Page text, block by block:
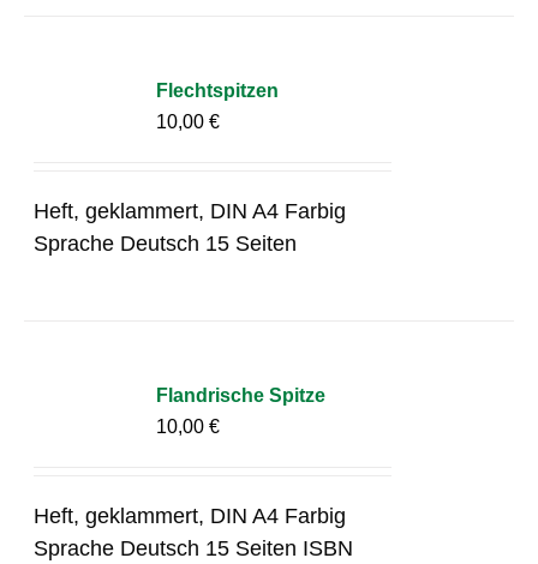
Flechtspitzen
10,00€
Heft, geklammert, DIN A4 Farbig
Sprache Deutsch 15 Seiten
Flandrische Spitze
10,00€
Heft, geklammert, DIN A4 Farbig
Sprache Deutsch 15 Seiten ISBN